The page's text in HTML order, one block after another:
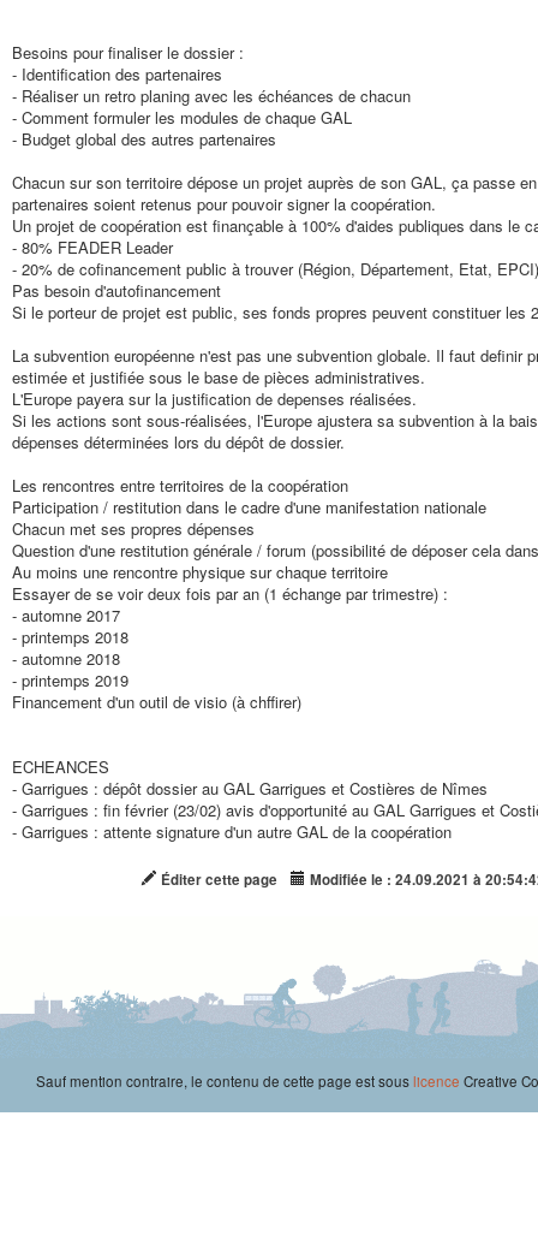
Besoins pour finaliser le dossier :
- Identification des partenaires
- Réaliser un retro planing avec les échéances de chacun
- Comment formuler les modules de chaque GAL
- Budget global des autres partenaires
Chacun sur son territoire dépose un projet auprès de son GAL, ça passe
partenaires soient retenus pour pouvoir signer la coopération.
Un projet de coopération est finançable à 100% d'aides publiques dans le
- 80% FEADER Leader
- 20% de cofinancement public à trouver (Région, Département, Etat, EPCI)
Pas besoin d'autofinancement
Si le porteur de projet est public, ses fonds propres peuvent constituer les
La subvention européenne n'est pas une subvention globale. Il faut
estimée et justifiée sous le base de pièces administratives.
L'Europe payera sur la justification de depenses réalisées.
Si les actions sont sous-réalisées, l'Europe ajustera sa subvention à la
dépenses déterminées lors du dépôt de dossier.
Les rencontres entre territoires de la coopération
Participation / restitution dans le cadre d'une manifestation nationale
Chacun met ses propres dépenses
Question d'une restitution générale / forum (possibilité de déposer cela
Au moins une rencontre physique sur chaque territoire
Essayer de se voir deux fois par an (1 échange par trimestre) :
- automne 2017
- printemps 2018
- automne 2018
- printemps 2019
Financement d'un outil de visio (à chffirer)
ECHEANCES
- Garrigues : dépôt dossier au GAL Garrigues et Costières de Nîmes
- Garrigues : fin février (23/02) avis d'opportunité au GAL Garrigues et
- Garrigues : attente signature d'un autre GAL de la coopération
Éditer cette page Modifiée le : 24.09.2021 à
Sauf mention contraire, le contenu de cette page est souslicence Creative